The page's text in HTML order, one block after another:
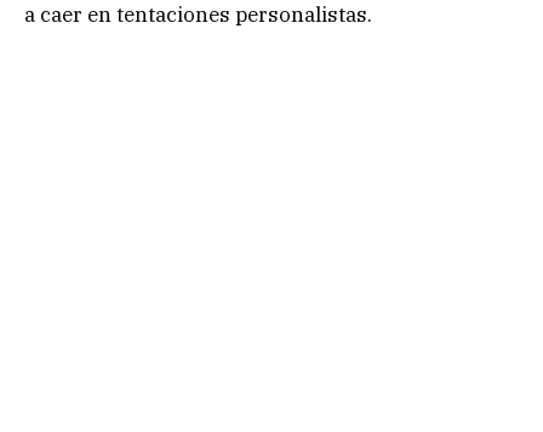
a caer en tentaciones personalistas.